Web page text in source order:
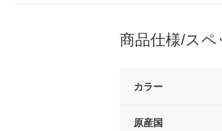
商品仕様/スペ
カラー
原産国